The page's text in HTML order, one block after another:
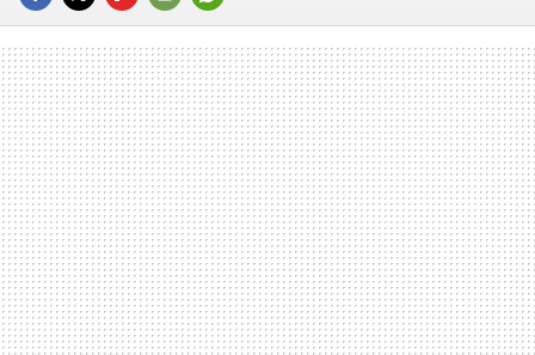
FACEBOOK
TWITTERFLIPBOARD
E-
MAIL
WHATSAPP